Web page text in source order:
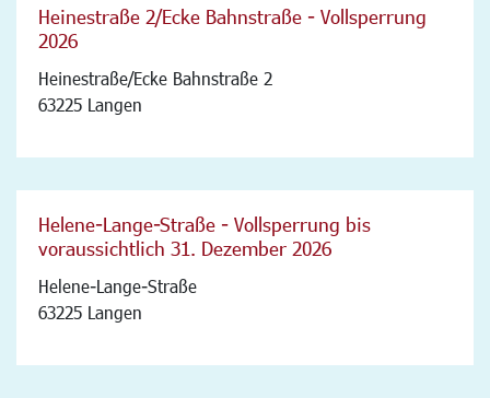
Heinestraße 2/Ecke Bahnstraße - Vollsperrung
2026
Heinestraße/Ecke Bahnstraße 2
63225 Langen
Helene-Lange-Straße - Vollsperrung bis
voraussichtlich 31. Dezember 2026
Helene-Lange-Straße
63225 Langen